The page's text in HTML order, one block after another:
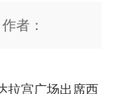
作者：
拉宫广场出席西